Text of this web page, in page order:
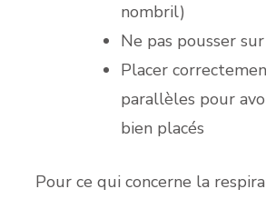
nombril)
Ne pas pousser
Placer
parallèles pour
bien placés
Pour ce qui concerne la